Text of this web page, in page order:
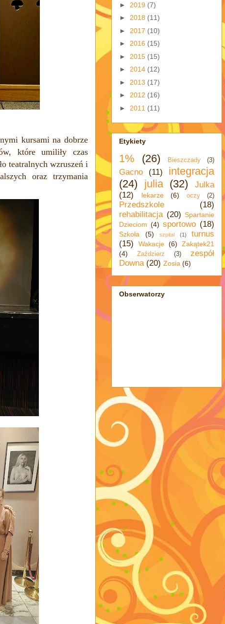
kursami na dobrze
które umiliły czas
teatralnych wzruszeń i
oraz trzymania
► 2019 (7)
► 2018 (11)
► 2017 (10)
► 2016 (15)
► 2015 (15)
► 2014 (12)
► 2013 (17)
► 2012 (16)
► 2011 (11)
Etykiety
1% (26) Bieszczady (3)
Gacno (11)
integracja
(24)
julia (32)
Julka
(12)
lekarze (6) oczy (2)
Przedszkole
(18)
rehabilitacja (20) Spartanie
Dzieciom (4) sportowo (18)
Szkoła (5) szpital (1)
turnus
(15)
Wakacje (6)
Zakątek21
(4)
Zaździerz (3)
zespół
Downa (20) Zosia (6)
Obserwatorzy